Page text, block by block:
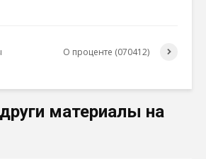
О проценте (070412)
материалы на